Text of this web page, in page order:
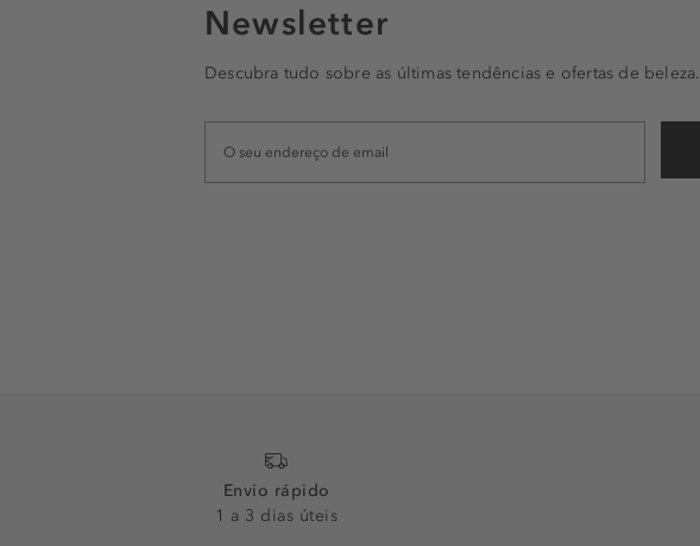
Newsletter
Descubra tudo sobre as últimas tendências e ofertas de beleza.
Envio rápido
1 a 3 dias úteis